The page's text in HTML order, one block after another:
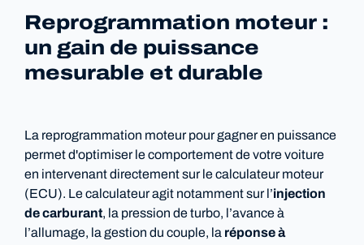
Reprogrammation moteur :
un gain de puissance
mesurable et durable
La reprogrammation moteur pour gagner en puissance
permet d'optimiser le comportement de votre voiture
en intervenant directement sur le calculateur moteur
(ECU). Le calculateur agit notamment sur l’injection
de carburant, la pression de turbo, l’avance à
l’allumage, la gestion du couple, la réponse à